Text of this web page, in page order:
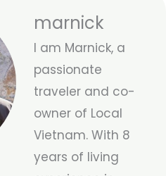
marnick
I am Marnick, a
passionate
traveler and co-
owner of Local
Vietnam. With 8
years of living